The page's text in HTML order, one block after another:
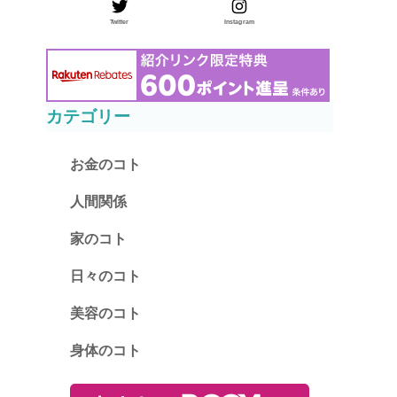
Twitter Instagram
カテゴリー
お金のコト
人間関係
家のコト
日々のコト
美容のコト
身体のコト